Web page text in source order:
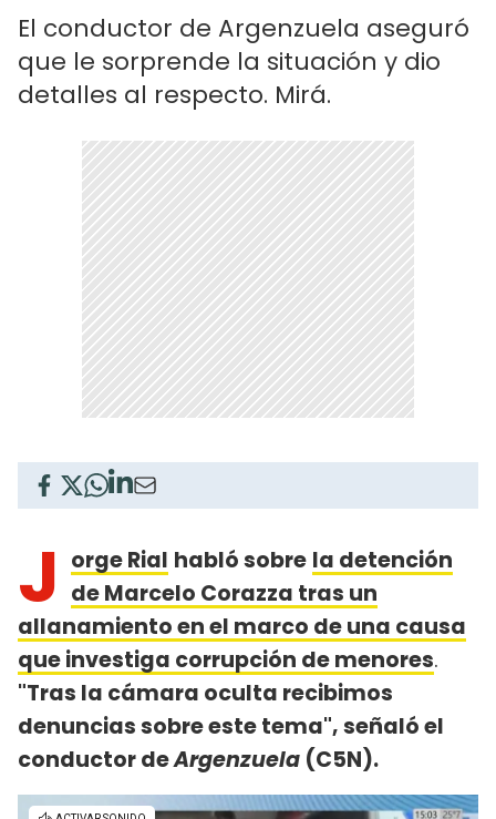
El conductor de Argenzuela aseguró
que le sorprende la situación y dio
detalles al respecto. Mirá.
J orge Rial habló sobre la detención
de Marcelo Corazza tras un
allanamiento en el marco de una causa
que investiga corrupción de menores.
"Tras la cámara oculta recibimos
denuncias sobre este tema", señaló el
conductor deArgenzuela (C5N).